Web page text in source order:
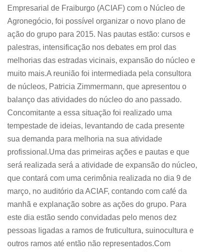
Empresarial de Fraiburgo (ACIAF) com o Núcleo de
Agronegócio, foi possível organizar o novo plano de
ação do grupo para 2015. Nas pautas estão: cursos e
palestras, intensificação nos debates em prol das
melhorias das estradas vicinais, expansão do núcleo e
muito mais.A reunião foi intermediada pela consultora
de núcleos, Patricia Zimmermann, que apresentou o
balanço das atividades do núcleo do ano passado.
Concomitante a essa situação foi realizado uma
tempestade de ideias, levantando de cada presente
sua demanda para melhoria na sua atividade
profissional.Uma das primeiras ações e pautas e que
será realizada será a atividade de expansão do núcleo,
que contará com uma cerimônia realizada no dia 9 de
março, no auditório da ACIAF, contando com café da
manhã e explanação sobre as ações do grupo. Para
este dia estão sendo convidadas pelo menos dez
pessoas ligadas a ramos de fruticultura, suinocultura e
outros ramos até então não representados.Com